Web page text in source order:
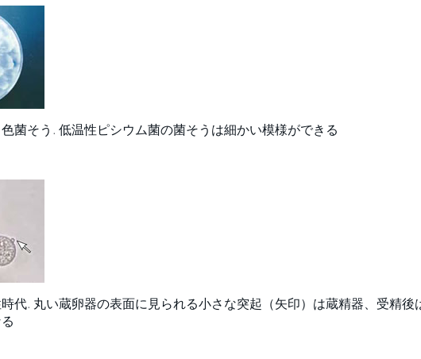
菌そう. 低温性ピシウム菌の菌そうは細かい模様ができる
代. 丸い蔵卵器の表面に見られる小さな突起（矢印）は蔵精器、受精後